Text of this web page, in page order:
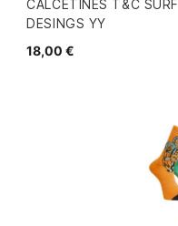
CALCETINES T&C SURF
DESINGS YY
18,00 €